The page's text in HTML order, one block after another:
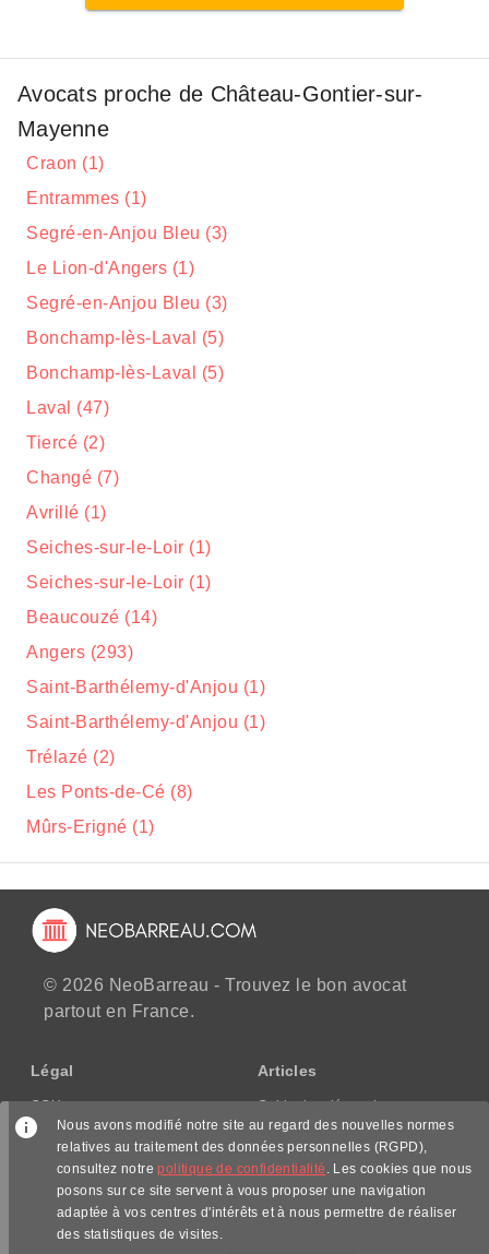
Avocats proche de Château-Gontier-sur-
Mayenne
Craon (1)
Entrammes (1)
Segré-en-Anjou Bleu (3)
Le Lion-d'Angers (1)
Segré-en-Anjou Bleu (3)
Bonchamp-lès-Laval (5)
Bonchamp-lès-Laval (5)
Laval (47)
Tiercé (2)
Changé (7)
Avrillé (1)
Seiches-sur-le-Loir (1)
Seiches-sur-le-Loir (1)
Beaucouzé (14)
Angers (293)
Saint-Barthélemy-d'Anjou (1)
Saint-Barthélemy-d'Anjou (1)
Trélazé (2)
Les Ponts-de-Cé (8)
Mûrs-Erigné (1)
© 2026 NeoBarreau - Trouvez le bon avocat
partout en France.
Légal
CGU
CGV/CPPS
Politique de confidentialité
Articles
Guide des démarches
Nous suivre
Nous avons modifié notre site au regard des nouvelles normes
relatives au traitement des données personnelles (RGPD),
consultez notrepolitique de confidentialité . Les cookies que nous
posons sur ce site servent à vous proposer une navigation
adaptée à vos centres d'intérêts et à nous permettre de réaliser
des statistiques de visites.